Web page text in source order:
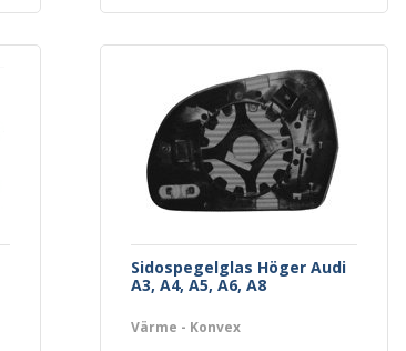
Sidospegelglas Höger Audi
A3, A4, A5, A6, A8
Värme - Konvex